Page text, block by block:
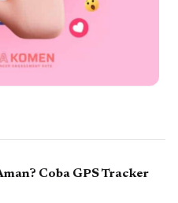
Coba GPS Tracker